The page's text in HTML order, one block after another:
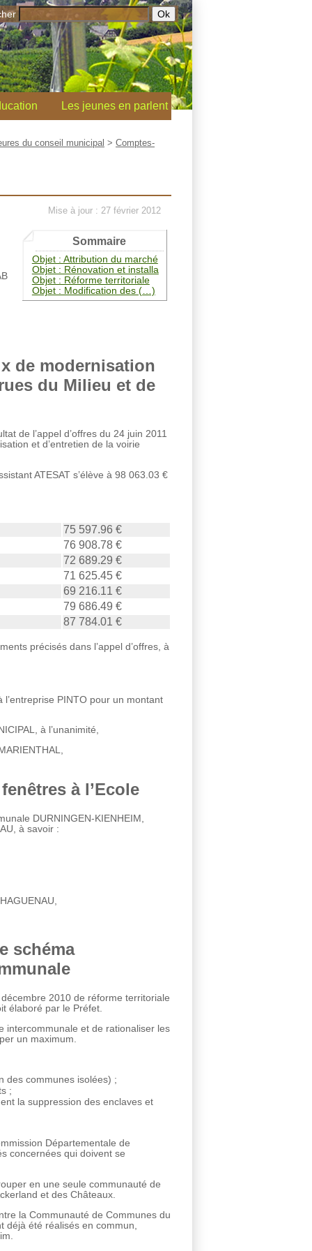
Les jeunes en parlent
du conseil municipal > Comptes-
Mise à jour : 27 février 2012
Sommaire
Objet : Attribution du marché
Objet : Rénovation et installa
Objet : Réforme territoriale
Objet : Modification des (…)
de modernisation
du Milieu et de
de l’appel d’offres du 24 juin 2011
et d’entretien de la voirie
ATESAT s’élève à 98 063.03 €
75 597.96 €
76 908.78 €
72 689.29 €
71 625.45 €
69 216.11 €
79 686.49 €
87 784.01 €
précisés dans l’appel d’offres, à
PINTO pour un montant
à l’unanimité,
à l’Ecole
DURNINGEN-KIENHEIM,
à savoir :
schéma
2010 de réforme territoriale
élaboré par le Préfet.
intercommunale et de rationaliser les
un maximum.
des communes isolées) ;
;
la suppression des enclaves et
Départementale de
concernées qui doivent se
en une seule communauté de
et des Châteaux.
la Communauté de Communes du
déjà été réalisés en commun,